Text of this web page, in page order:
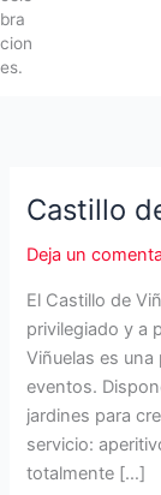
bra
cion
es.
Castillo
Deja un
El Castillo de
privilegiado y a
Viñuelas es
eventos.
jardines para
servicio:
totalmente […]